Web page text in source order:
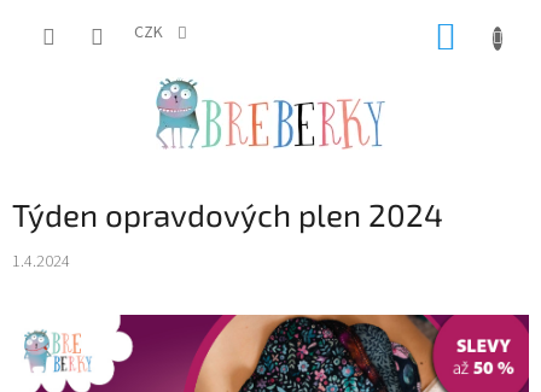
CZK
Týden opravdových plen 2024
1.4.2024